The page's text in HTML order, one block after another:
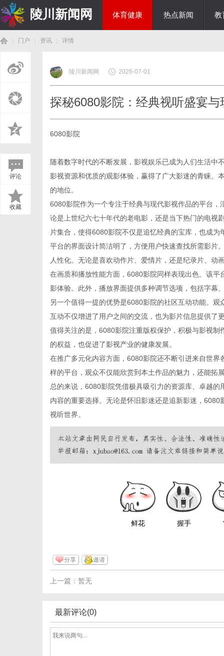
陵川新闻网 体育健康 热点新闻 教
门户 资讯
›
详情
评论
收藏
陵川新闻网 2026-07-01
探秘6080影院：经典视听盛宴
6080影院
随着数字时代的不断发展，影视娱乐已成为人们生活中
影视资源和优质的观影体验，赢得了广大影迷的青睐。
的地位。
6080影院作为一个专注于经典与现代影视作品的平台
论是上世纪六七十年代的老电影，还是当下热门的电视
片集合，使得6080影院不仅是追忆经典的宝库，也成为
平台的界面设计简洁明了，方便用户快速查找所需影片
人性化。无论是喜欢动作片、爱情片，还是纪录片、动
在画质和播放性能方面，6080影院同样表现出色。该
影体验。此外，播放界面提供多种调节选项，包括字幕
另一个值得一提的优势是6080影院的社区互动功能。
互动不仅增进了用户之间的交流，也为影片信息提供了
值得关注的是，6080影院注重版权保护，积极与影视
的权益，也促进了影视产业的健康发展。
在推广多元化内容方面，6080影院还不断引进来自世
样的平台，观众不仅能欣赏到本土作品的魅力，还能拓
总的来说，6080影院凭借极具吸引力的资源库、卓越
内容的重要选择。无论是怀旧影迷还是追新影迷，
视听世界。
鲜花 握手
分享 邀请
上一篇：暂无
最新评论(0)